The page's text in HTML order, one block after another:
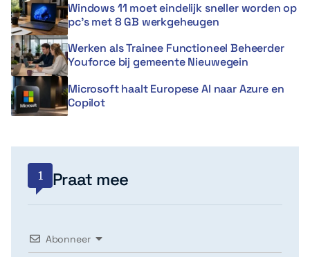
Windows 11 moet eindelijk sneller worden op
pc’s met 8 GB werkgeheugen
Werken als Trainee Functioneel Beheerder
Youforce bij gemeente Nieuwegein
Microsoft haalt Europese AI naar Azure en
Copilot
1 Praat mee
Abonneer